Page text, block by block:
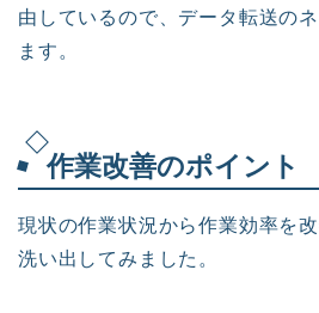
由しているので、データ転送の
ます。
作業改善のポイント
現状の作業状況から作業効率を
洗い出してみました。